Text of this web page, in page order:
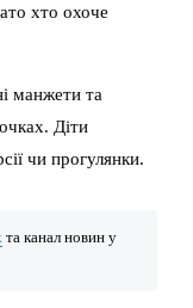
хто охоче
манжети та
Діти
чи прогулянки.
та канал новин у